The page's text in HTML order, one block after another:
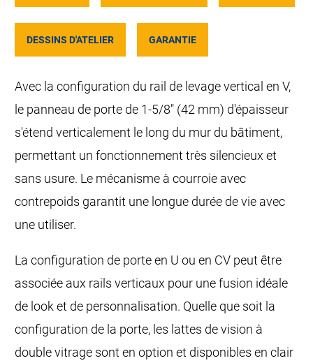
DESSINS D'ATELIER GARANTIE
Avec la configuration du rail de levage vertical en V,
le panneau de porte de 1-5/8" (42 mm) d'épaisseur
s'étend verticalement le long du mur du bâtiment,
permettant un fonctionnement très silencieux et
sans usure. Le mécanisme à courroie avec
contrepoids garantit une longue durée de vie avec
une utiliser.
La configuration de porte en U ou en CV peut être
associée aux rails verticaux pour une fusion idéale
de look et de personnalisation. Quelle que soit la
configuration de la porte, les lattes de vision à
double vitrage sont en option et disponibles en clair